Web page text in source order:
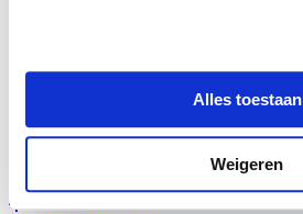
Alles toestaan
Weigeren
Breukel
Mary Dresselhuys Prijs
Theater